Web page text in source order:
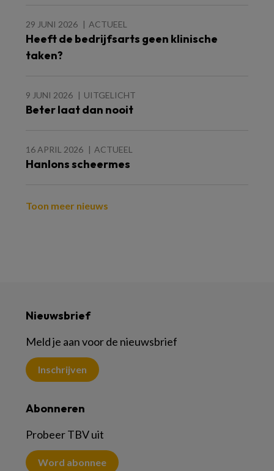
29 JUNI 2026 ACTUEEL
Heeft de bedrijfsarts geen klinische
taken?
9 JUNI 2026 UITGELICHT
Beter laat dan nooit
16 APRIL 2026 ACTUEEL
Hanlons scheermes
Toon meer nieuws
Nieuwsbrief
Meld je aan voor de nieuwsbrief
Inschrijven
Abonneren
Probeer TBV uit
Word abonnee